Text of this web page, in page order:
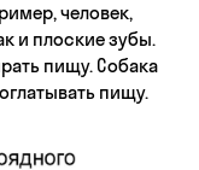
человек,
и плоские зубы.
пищу. Собака
пищу.